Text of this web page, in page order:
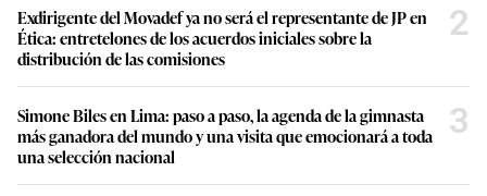
Exdirigente del Movadef ya no será el representante de JP en
Ética: entretelones de los acuerdos iniciales sobre la
distribución de las comisiones
2
Simone Biles en Lima: paso a paso, la agenda de la gimnasta
más ganadora del mundo y una visita que emocionará a toda
una selección nacional
3